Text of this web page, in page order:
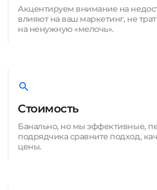
Акцентируем внимание на
влияют на ваш маркетинг, не
на ненужную «мелочь».
Стоимость
Банально, но мы эффективные,
подрядчика сравните подход,
цены.